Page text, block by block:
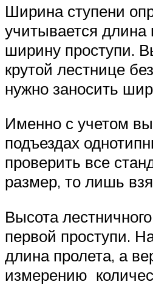
Ширина ступени
учитывается
ширину проступи.
крутой лестнице
нужно заносить
Именно с учетом
подъездах
проверить все
размер, то лишь
Высота
первой проступи.
длина пролета, а
измерению